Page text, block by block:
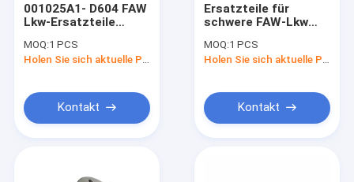
001025A1- D604 FAW
Lkw-Ersatzteile
Einbauteile Front-
Aufhängung Ersatz
MOQ:1 PCS
Holen Sie sich aktuelle Preis
Kontakt
Ersatzteile für
schwere FAW-Lkw
MOQ:1 PCS
Holen Sie sich aktuelle Preis
Kontakt